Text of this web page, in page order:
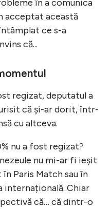
în a comunica
acceptat această
ce s-a
că...
regizat, deputatul a
că și-ar dorit, într-
cu altceva.
nu a fost regizat?
nu mi-ar fi ieșit
Paris Match sau în
internațională. Chiar
că… că dintr-o